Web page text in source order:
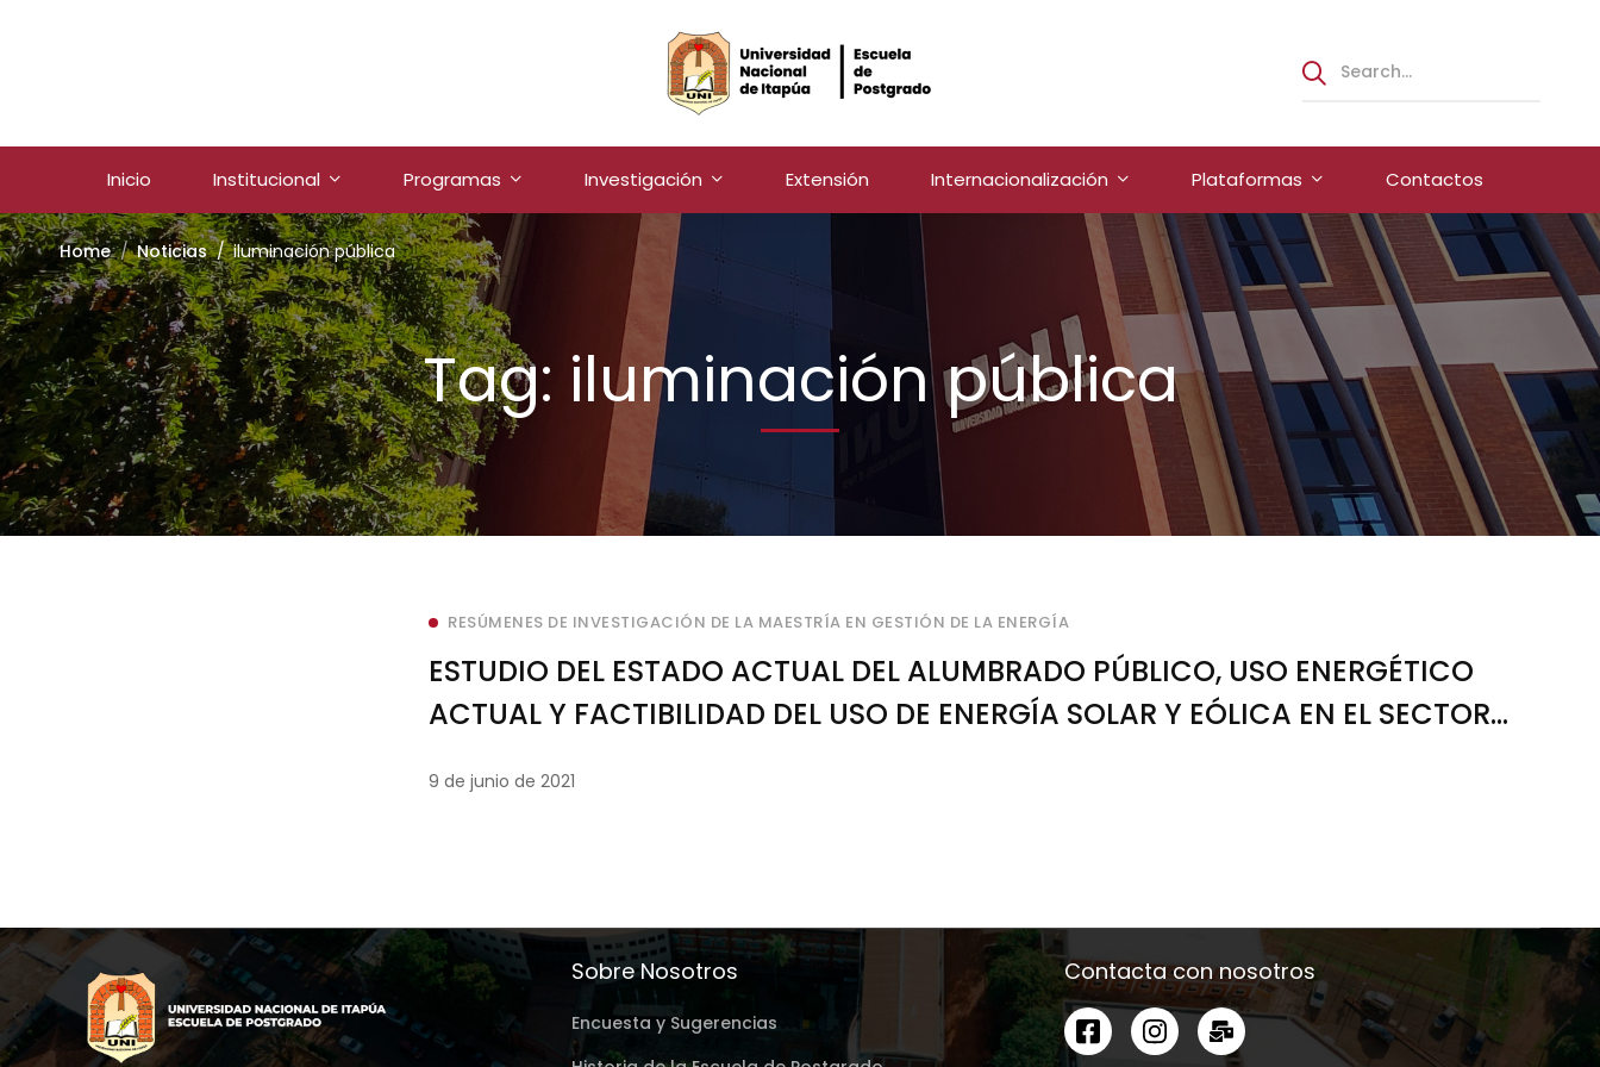
Inicio Institucional Programas Investigación Extensión Internacionalización Plataformas Contactos
Home Noticias iluminación pública
Tag: iluminación pública
RESÚMENES DE INVESTIGACIÓN DE LA MAESTRÍA EN GESTIÓN DE LA ENERGÍA
ESTUDIO DEL ESTADO ACTUAL DEL ALUMBRADO PÚBLICO, USO ENERGÉTICO
ACTUAL Y FACTIBILIDAD DEL USO DE ENERGÍA SOLAR Y EÓLICA EN EL SECTOR
9 de junio de 2021
Sobre Nosotros
Encuesta y Sugerencias
Contacta con nosotros